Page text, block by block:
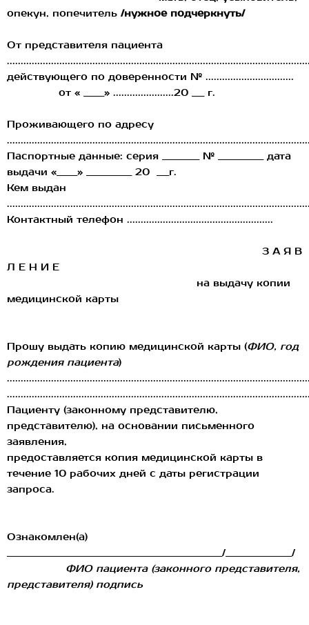
опекун, попечитель /нужное подчеркнуть/
От представителя пациента
действующего по доверенности № ................................
от « _____» ......................20 ___ г.
Проживающего по адресу
Паспортные данные: серия _________ № ___________ дата
выдачи «_____» ___________ 20 ___г.
Кем выдан
Контактный телефон .....................................................
З А Я В
Л Е Н И Е
на выдачу копии
медицинской карты
Прошу выдать копию медицинской карты (ФИО, год
рождения пациента)
Пациенту (законному представителю,
представителю), на основании письменного
заявления,
предоставляется копия медицинской карты в
течение 10 рабочих дней с даты регистрации
запроса.
Ознакомлен(а)
____________________________________________________/________________/
ФИО пациента (законного представителя,
представителя) подпись